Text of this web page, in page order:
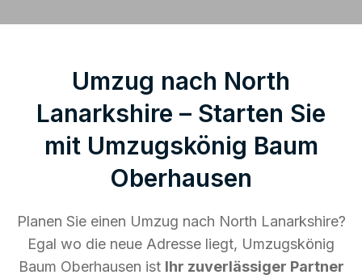
Umzug nach North
Lanarkshire – Starten Sie
mit Umzugskönig Baum
Oberhausen
Planen Sie einen Umzug nach North Lanarkshire?
Egal wo die neue Adresse liegt, Umzugskönig
Baum Oberhausen ist Ihr zuverlässiger Partner